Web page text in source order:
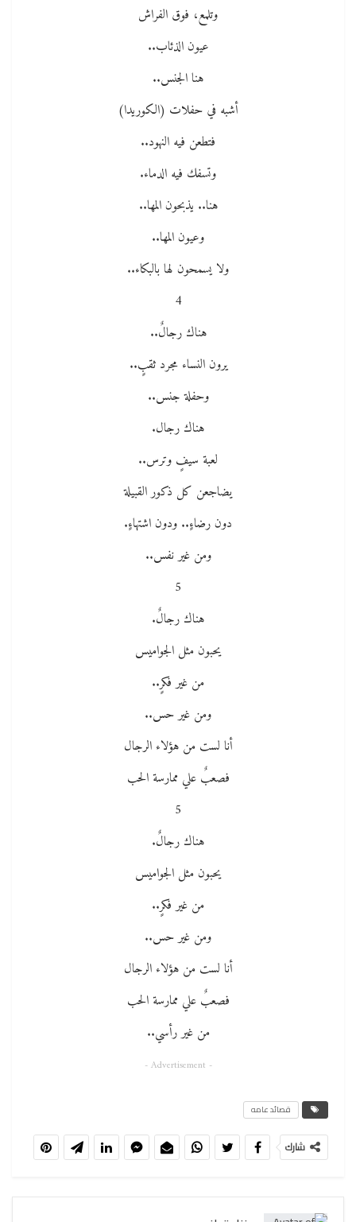
وتلمع، فوق الفراش
عيون الذئاب..
هنا الجنس..
أشبه في حفلات (الكوريدا)
فتطعن فيه النهود..
وتسفك فيه الدماء.
هنا.. يذبحون المها..
وعيون المها..
ولا يسمحون لها بالبكاء..
4
هناك رجالٌ..
يرون النساء مجرد ثقبٍ..
وحفلة جنس..
هناك رجال.
لعبة سيفٍ وترس..
يضاجعن كل ذكور القبيلة
دون رضاءٍ.. ودون اشتهاءٍ.
ومن غير نفس..
5
هناك رجالٌ.
يحبون مثل الجواميس
من غير فكرٍ..
ومن غير حس..
أنا لست من هؤلاء الرجال
فصعبٌ علي ممارسة الحب
5
هناك رجالٌ.
يحبون مثل الجواميس
من غير فكرٍ..
ومن غير حس..
أنا لست من هؤلاء الرجال
فصعبٌ علي ممارسة الحب
من غير رأسي..
- Advertisement -
قصائد عامه
شارك